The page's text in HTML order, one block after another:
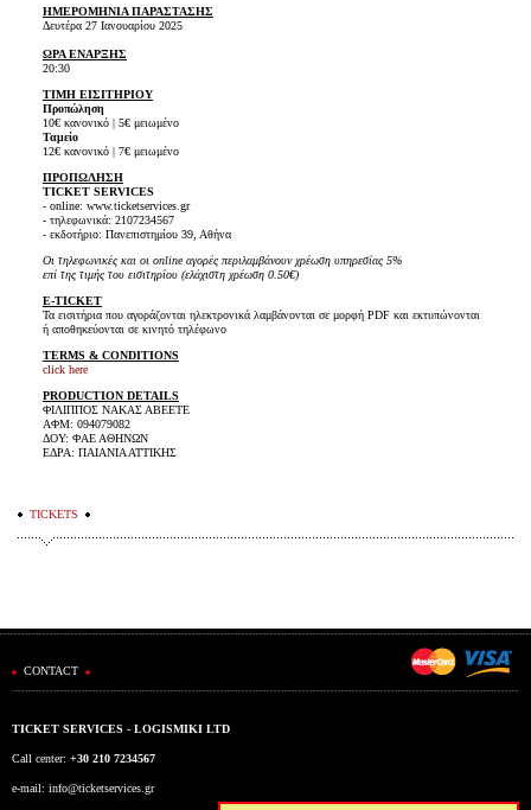
ΗΜΕΡΟΜΗΝΙΑ ΠΑΡΑΣΤΑΣΗΣ
Δευτέρα 27 Ιανουαρίου 2025
ΩΡΑ ΕΝΑΡΞΗΣ
20:30
ΤΙΜΗ ΕΙΣΙΤΗΡΙΟΥ
Προπώληση
10€ κανονικό | 5€ μειωμένο
Ταμείο
12€ κανονικό | 7€ μειωμένο
ΠΡΟΠΩΛΗΣΗ
TICKET SERVICES
- online: www.ticketservices.gr
- τηλεφωνικά: 2107234567
- εκδοτήριο: Πανεπιστημίου 39, Αθήνα
Οι τηλεφωνικές και οι online αγορές περιλαμβάνουν χρέωση υπηρεσίας 5%
επί της τιμής του εισιτηρίου (ελάχιστη χρέωση 0.50€)
E-TICKET
Τα εισιτήρια που αγοράζονται ηλεκτρονικά λαμβάνονται σε μορφή PDF και εκτυπώνονται
ή αποθηκεύονται σε κινητό τηλέφωνο
TERMS & CONDITIONS
click here
PRODUCTION DETAILS
ΦΙΛΙΠΠΟΣ ΝΑΚΑΣ ΑΒΕΕΤΕ
ΑΦΜ: 094079082
ΔΟΥ: ΦΑΕ ΑΘΗΝΩΝ
ΕΔΡΑ: ΠΑΙΑΝΙΑ ΑΤΤΙΚΗΣ
TICKETS
CONTACT
TICKET SERVICES - LOGISMIKI LTD
Call center: +30 210 7234567
e-mail: info@ticketservices.gr